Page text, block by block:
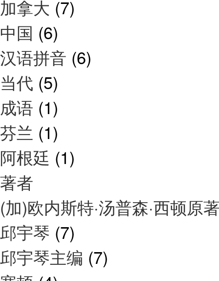
加拿大 (7)
中国 (6)
汉语拼音 (6)
当代 (5)
成语 (1)
芬兰 (1)
阿根廷 (1)
著者
(加)欧内斯特·汤普森·西顿原
邱宇琴 (7)
邱宇琴主编 (7)